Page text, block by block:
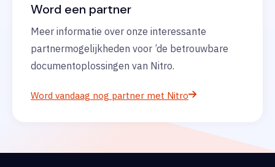
Word een partner
Meer informatie over onze interessante
partnermogelijkheden voor ’de betrouwbare
documentoplossingen van Nitro.
Word vandaag nog partner met Nitro